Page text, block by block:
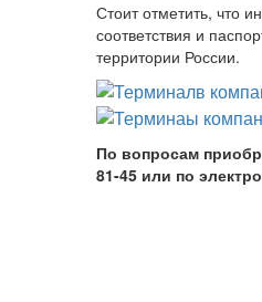
Стоит отметить, что
соответствия и
территории России.
По вопросам
81-45 или по